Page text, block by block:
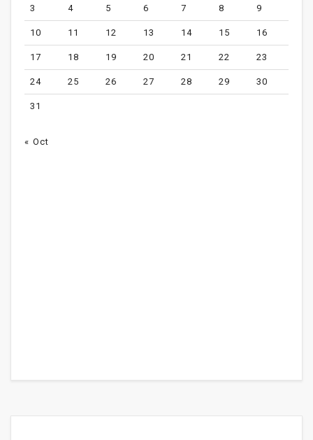
3 4 5 6 7 8 9
10 11 12 13 14 15 16
17 18 19 20 21 22 23
24 25 26 27 28 29 30
31
« Oct